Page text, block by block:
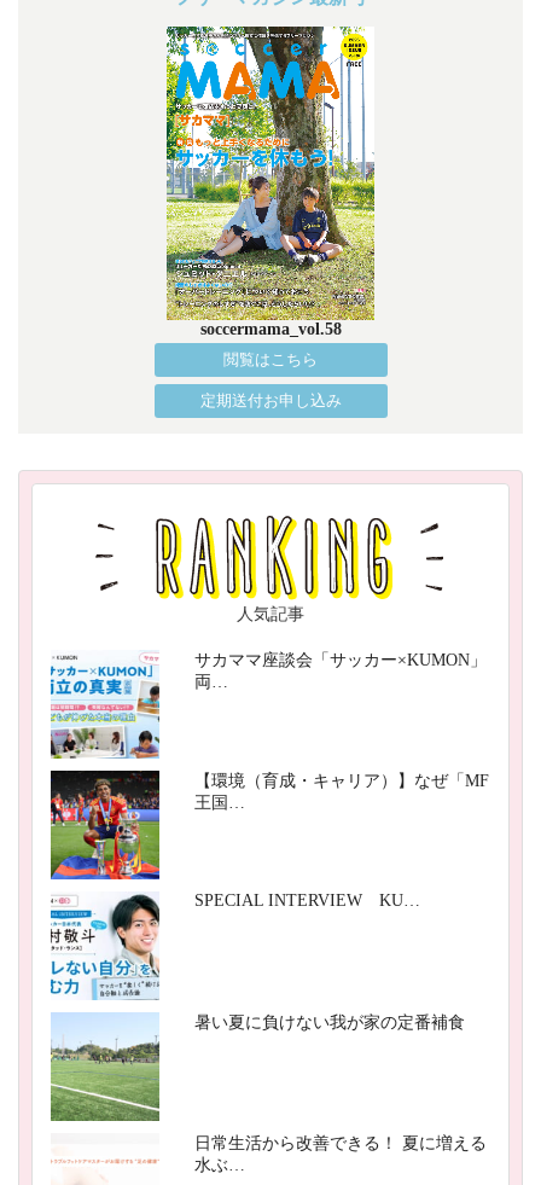
soccermama_vol.58
閲覧はこちら
定期送付お申し込み
人気記事
サカママ座談会「サッカー×KUMON」
両…
【環境（育成・キャリア）】なぜ「MF
王国…
SPECIAL INTERVIEW KU…
暑い夏に負けない我が家の定番補食
日常生活から改善できる！ 夏に増える
水ぶ…